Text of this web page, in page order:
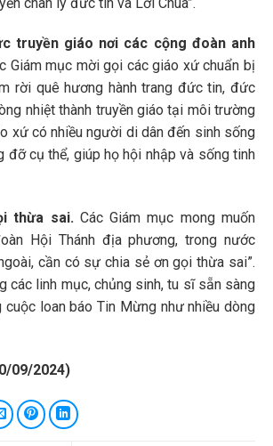
truyền giáo nơi các cộng đoàn anh
Giám mục mời gọi các giáo xứ chuẩn bị
rời quê hương hành trang đức tin, đức
nhiệt thành truyền giáo tại môi trường
xứ có nhiều người di dân đến sinh sống
đỡ cụ thể, giúp họ hội nhập và sống tinh
thừa sai.Các Giám mục mong muốn
Hội Thánh địa phương, trong nước
cần có sự chia sẻ ơn gọi thừa sai”.
các linh mục, chủng sinh, tu sĩ sẵn sàng
cuộc loan báo Tin Mừng như nhiều dòng
09/2024)